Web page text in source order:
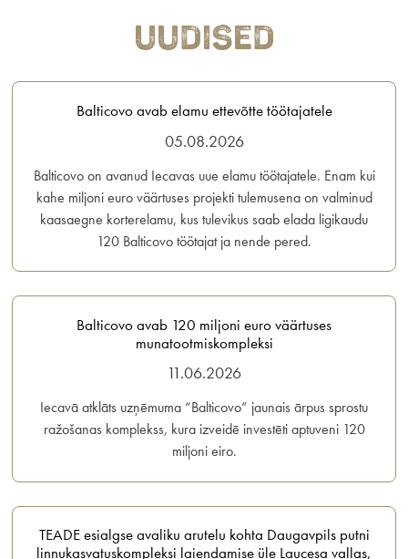
Uudised
Balticovo avab elamu ettevõtte töötajatele
05.08.2026
Balticovo on avanud Iecavas uue elamu töötajatele. Enam kui
kahe miljoni euro väärtuses projekti tulemusena on valminud
kaasaegne korterelamu, kus tulevikus saab elada ligikaudu
120 Balticovo töötajat ja nende pered.
Balticovo avab 120 miljoni euro väärtuses
munatootmiskompleksi
11.06.2026
Iecavā atklāts uzņēmuma “Balticovo” jaunais ārpus sprostu
ražošanas komplekss, kura izveidē investēti aptuveni 120
miljoni eiro.
TEADE esialgse avaliku arutelu kohta Daugavpils putni
linnukasvatuskompleksi laiendamise üle Laucesa vallas,